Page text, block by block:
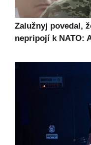
Zalužnyj povedal,
nepripojí k NATO: